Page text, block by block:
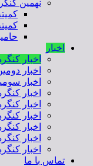
نهمین
اخبار
اخبار
اخبار
اخبار
اخبار
اخبار
اخبار
اخبار
اخبار
اخبار
تماس با ما